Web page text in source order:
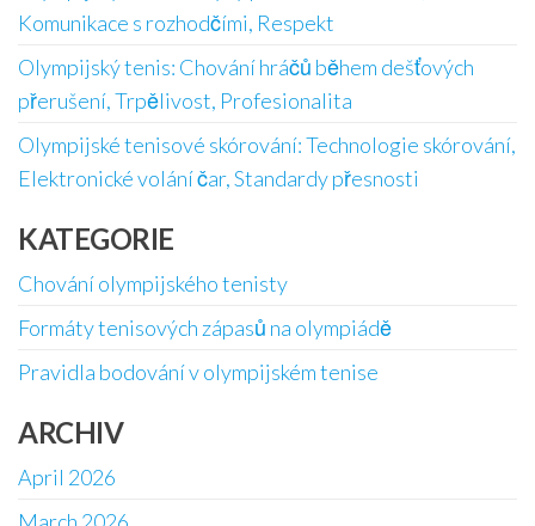
Komunikace s rozhodčími, Respekt
Olympijský tenis: Chování hráčů během dešťových
přerušení, Trpělivost, Profesionalita
Olympijské tenisové skórování: Technologie skórování,
Elektronické volání čar, Standardy přesnosti
KATEGORIE
Chování olympijského tenisty
Formáty tenisových zápasů na olympiádě
Pravidla bodování v olympijském tenise
ARCHIV
April 2026